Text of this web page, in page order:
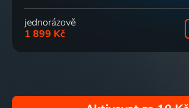
jednorázově
1 899 Kč